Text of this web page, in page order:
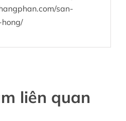
san-
liên quan